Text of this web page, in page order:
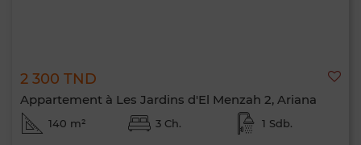
2 300 TND
Appartement à Les Jardins d'El Menzah 2, Ariana
140 m² 3 Ch. 1 Sdb.